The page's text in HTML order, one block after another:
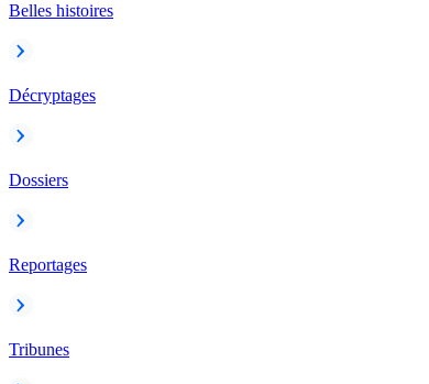
Belles histoires
Décryptages
Dossiers
Reportages
Tribunes